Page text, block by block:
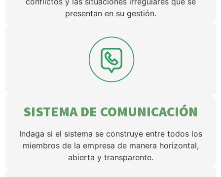
presentan en su gestión.
SISTEMA DE COMUNICACIÓN
Indaga si el sistema se construye entre todos los
miembros de la empresa de manera horizontal,
abierta y transparente.